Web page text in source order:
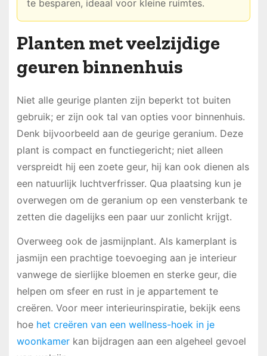
te besparen, ideaal voor kleine ruimtes.
Planten met veelzijdige
geuren binnenhuis
Niet alle geurige planten zijn beperkt tot buiten
gebruik; er zijn ook tal van opties voor binnenhuis.
Denk bijvoorbeeld aan de geurige geranium. Deze
plant is compact en functiegericht; niet alleen
verspreidt hij een zoete geur, hij kan ook dienen als
een natuurlijk luchtverfrisser. Qua plaatsing kun je
overwegen om de geranium op een vensterbank te
zetten die dagelijks een paar uur zonlicht krijgt.
Overweeg ook de jasmijnplant. Als kamerplant is
jasmijn een prachtige toevoeging aan je interieur
vanwege de sierlijke bloemen en sterke geur, die
helpen om sfeer en rust in je appartement te
creëren. Voor meer interieurinspiratie, bekijk eens
hoe het creëren van een wellness-hoek in je
woonkamerkan bijdragen aan een algeheel gevoel